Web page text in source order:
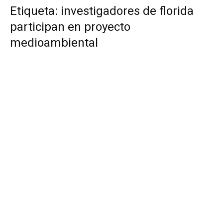
Etiqueta: investigadores de florida
participan en proyecto
medioambiental